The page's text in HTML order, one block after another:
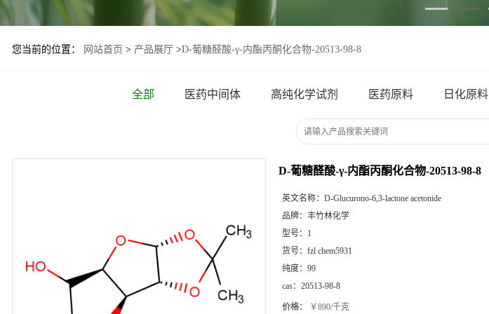
您当前的位置： 网站首页 > 产品展厅 >D-葡糖醛酸-γ-内酯丙酮化合物-20513-98-8
全部 医药中间体 高纯化学试剂 医药原料 日化原料
D-葡糖醛酸-γ-内酯丙酮化合物-20513-98-8
英文名称： D-Glucurono-6,3-lactone acetonide
品牌： 丰竹林化学
型号： 1
货号： fzl chem5931
纯度： 99
cas： 20513-98-8
价格： ￥890/千克